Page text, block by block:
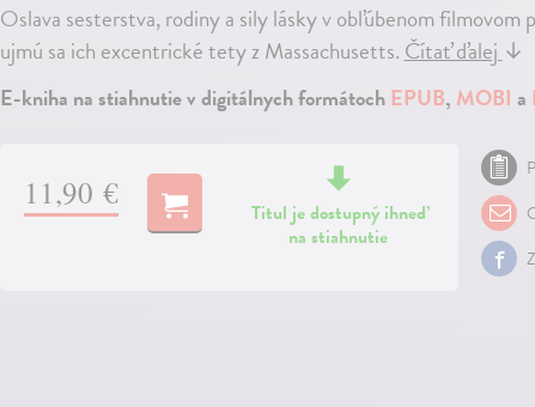
Oslava sesterstva, rodiny a sily lásky v obľúbenom
ujmú sa ich excentrické tety z Massachusetts.Čítať ďalej↓
E-kniha na stiahnutie v digitálnych formátoch EPUB, MOBI a
11,90 €
Titul je dostupný ihneď
na stiahnutie